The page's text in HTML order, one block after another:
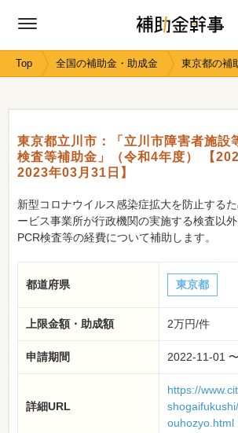
Top 全国の補助金・助成金 東京都の補
東京都立川市：「立川市障害者施設
検査等補助金」（令和4年度） 【
2023年03月31日】
新型コロナウイルス感染症拡大を防止する
ービス事業所が行政機関の実施する検査以外
PCR検査等の経費について補助します。
都道府県 東京都
上限金額・助成額 2万円/件
申請期間 2022-11-01
詳細URL
https://
ouhozyo.html